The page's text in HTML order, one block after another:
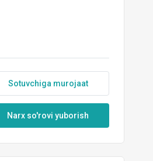
Sotuvchiga murojaat
Narx so'rovi yuborish